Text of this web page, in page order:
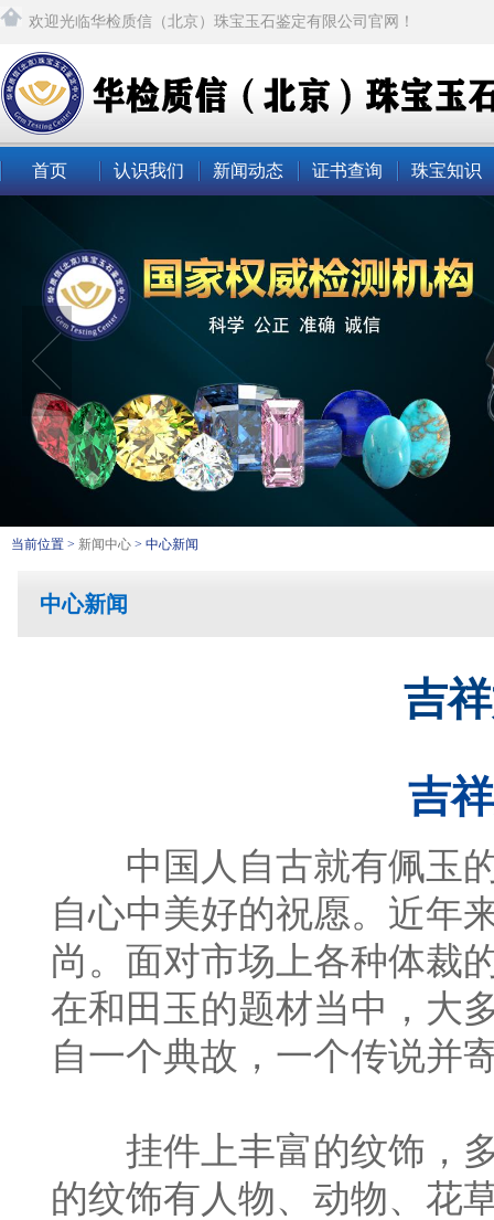
欢迎光临华检质信（北京）珠宝玉石鉴定有限公司官网！
首页 认识我们 新闻动态 证书查询 珠宝知识
当前位置 > 新闻中心 > 中心新闻
中心新闻
吉
吉
中国人自古就有佩玉的
自心中美好的祝愿。近年
尚。面对市场上各种体裁
在和田玉的题材当中，大
自一个典故，一个传说并
挂件上丰富的纹饰，多
的纹饰有人物、动物、花